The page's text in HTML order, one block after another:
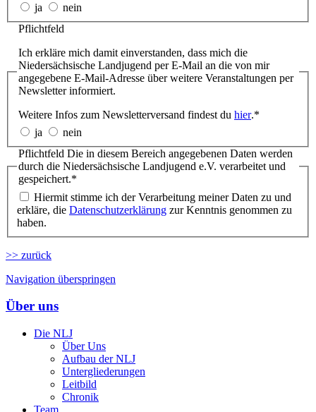
ja
nein
Pflichtfeld
Ich erkläre mich damit einverstanden, dass mich die
Niedersäch­sische Landjugend per E-Mail an die von mir
angegebene E-Mail-Adresse über weitere Veranstal­tung­en per
Newsletter informiert.
Weitere Infos zum Newsletterversand findest du hier.*
ja
nein
Pflichtfeld Die in diesem Bereich angegebenen Daten werden
durch die Niedersächsische Landjugend e.V. verarbeitet und
gespeichert.*
Hiermit stimme ich der Verarbeitung meiner Daten zu und
erkläre, die Datenschutzerklärung zur Kenntnis genommen zu
haben.
>> zurück
Navigation überspringen
Über uns
Die NLJ
Über Uns
Aufbau der NLJ
Untergliederungen
Leitbild
Chronik